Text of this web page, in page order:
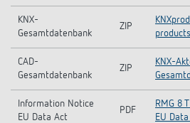
KNX-
Gesamtdatenbank
ZIP
CAD-
Gesamtdatenbank
ZIP
KNX-
Information Notice
EU Data Act
PDF
RMG 8
EU